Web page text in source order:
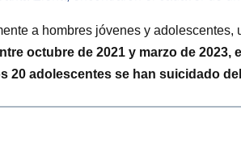
a hombres jóvenes y
octubre de 2021 y marzo de 2023,
20 adolescentes se han suicidado